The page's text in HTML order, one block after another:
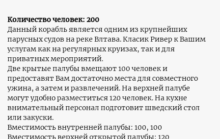
Количество человек: 200
Данный корабль является одним из крупнейших
парусных судов на реке Влтава. Класик Ривер к Вашим
услугам как на регулярных круизах, так и для
приватных мероприятий.
Две крытые палубы вмещают 100 человек и
предоставят Вам достаточно места для совместного
ужина, а затем и развлечений. На верхней палубе
могут удобно разместиться 120 человек. На кухне
внимательный персонал подготовит шведский стол
или закуски.
Вместимость внутренней палубы: 100, 100
Вместимость верхней открытой палубы: 120